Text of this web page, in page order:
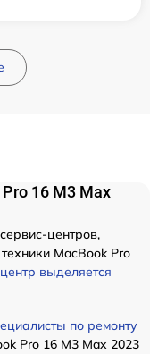
16 M3 Max
центров,
MacBook Pro
выделяется
по ремонту
Pro 16 M3 Max 2023